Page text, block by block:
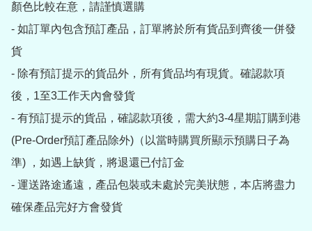
顏色比較在意，請謹慎選購
- 如訂單內包含預訂產品，訂單將於所有貨品到齊後一併發
貨
- 除有預訂提示的貨品外，所有貨品均有現貨。確認款項
後，1至3工作天內會發貨
- 有預訂提示的貨品，確認款項後，需大約3-4星期訂購到港
(Pre-Order預訂產品除外)（以當時購買所顯示預購日子為
準) ，如遇上缺貨，將退還已付訂金
- 運送路途遙遠，產品包裝或未處於完美狀態，本店將盡力
確保產品完好方會發貨